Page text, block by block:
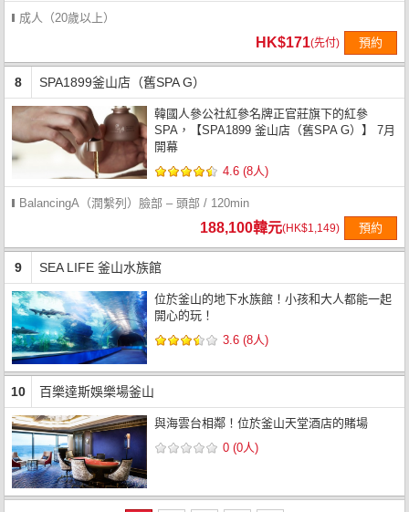
成人（20歲以上）
預約
HK$171(先付)
8 SPA1899釜山店（舊SPA G）
韓國人參公社紅參名牌正官莊旗下的紅參
SPA，【SPA1899 釜山店（舊SPA G）】 7月
開幕
4.6 (8人)
BalancingA（潤繫列）臉部 – 頭部 / 120min
預約
188,100韓元(HK$1,149)
9 SEA LIFE 釜山水族館
位於釜山的地下水族館！小孩和大人都能一起
開心的玩！
3.6 (8人)
10 百樂達斯娛樂場釜山
與海雲台相鄰！位於釜山天堂酒店的賭場
0 (0人)